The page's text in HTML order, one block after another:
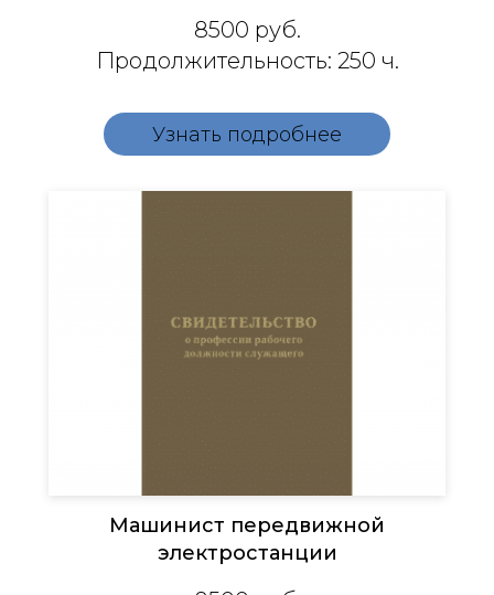
8500 руб.
Продолжительность: 250 ч.
Узнать подробнее
Машинист передвижной
электростанции